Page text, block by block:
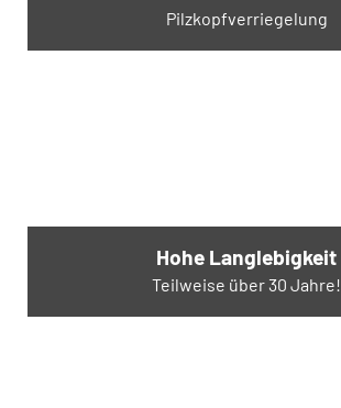
Pilzkopfverriegelung
Hohe Langlebigkeit
Teilweise über 30 Jahre!